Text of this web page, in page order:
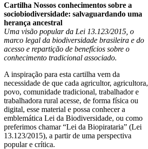
Cartilha Nossos conhecimentos sobre a
sociobiodiversidade: salvaguardando uma
herança ancestral
Uma visão popular da Lei 13.123/2015, o
marco legal da biodiversidade brasileira e do
acesso e repartição de benefícios sobre o
conhecimento tradicional associado.
A inspiração para esta cartilha vem da
necessidade de que cada agricultor, agricultora,
povo, comunidade tradicional, trabalhador e
trabalhadora rural acesse, de forma física ou
digital, esse material e possa conhecer a
emblemática Lei da Biodiversidade, ou como
preferimos chamar “Lei da Biopirataria” (Lei
13.123/2015), a partir de uma perspectiva
popular e crítica.